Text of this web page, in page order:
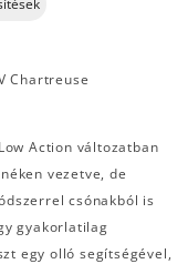
Chartreuse
Action változatban
vezetve, de
csónakból is
gyakorlatilag
egy olló segítségével,